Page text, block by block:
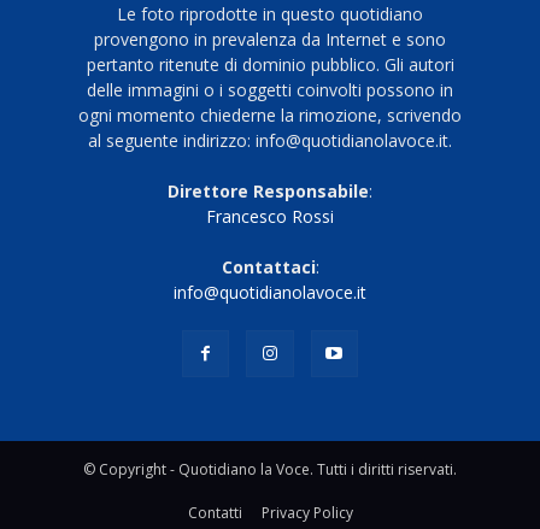
Le foto riprodotte in questo quotidiano
provengono in prevalenza da Internet e sono
pertanto ritenute di dominio pubblico. Gli autori
delle immagini o i soggetti coinvolti possono in
ogni momento chiederne la rimozione, scrivendo
al seguente indirizzo: info@quotidianolavoce.it.
Direttore Responsabile:
Francesco Rossi
Contattaci:
info@quotidianolavoce.it
© Copyright - Quotidiano la Voce. Tutti i diritti riservati.
Contatti Privacy Policy